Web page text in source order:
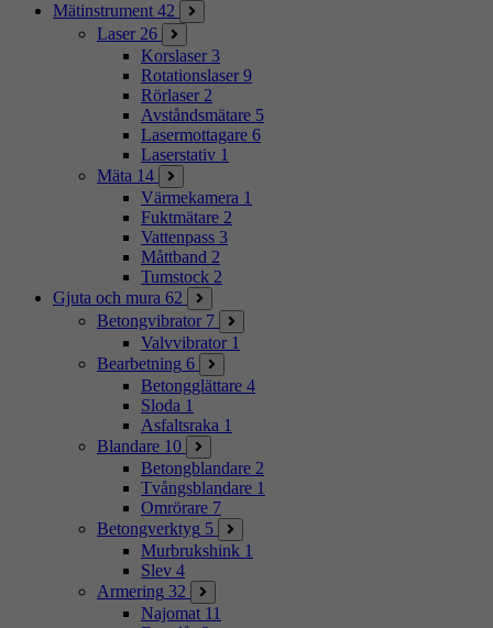
Mätinstrument 42
Laser 26
Korslaser 3
Rotationslaser 9
Rörlaser 2
Avståndsmätare 5
Lasermottagare 6
Laserstativ 1
Mäta 14
Värmekamera 1
Fuktmätare 2
Vattenpass 3
Måttband 2
Tumstock 2
Gjuta och mura 62
Betongvibrator 7
Valvvibrator 1
Bearbetning 6
Betongglättare 4
Sloda 1
Asfaltsraka 1
Blandare 10
Betongblandare 2
Tvångsblandare 1
Omrörare 7
Betongverktyg 5
Murbrukshink 1
Slev 4
Armering 32
Najomat 11